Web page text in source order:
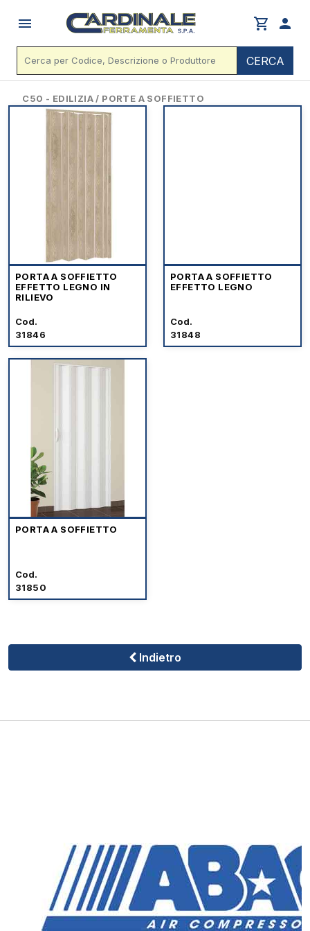
menu shopping_cart person
CERCA
Indietro
C50 - EDILIZIA / PORTE A SOFFIETTO
PORTA A SOFFIETTO
EFFETTO LEGNO IN
RILIEVO
Cod.
31846
PORTA A SOFFIETTO
EFFETTO LEGNO
Cod.
31848
PORTA A SOFFIETTO
Cod.
31850